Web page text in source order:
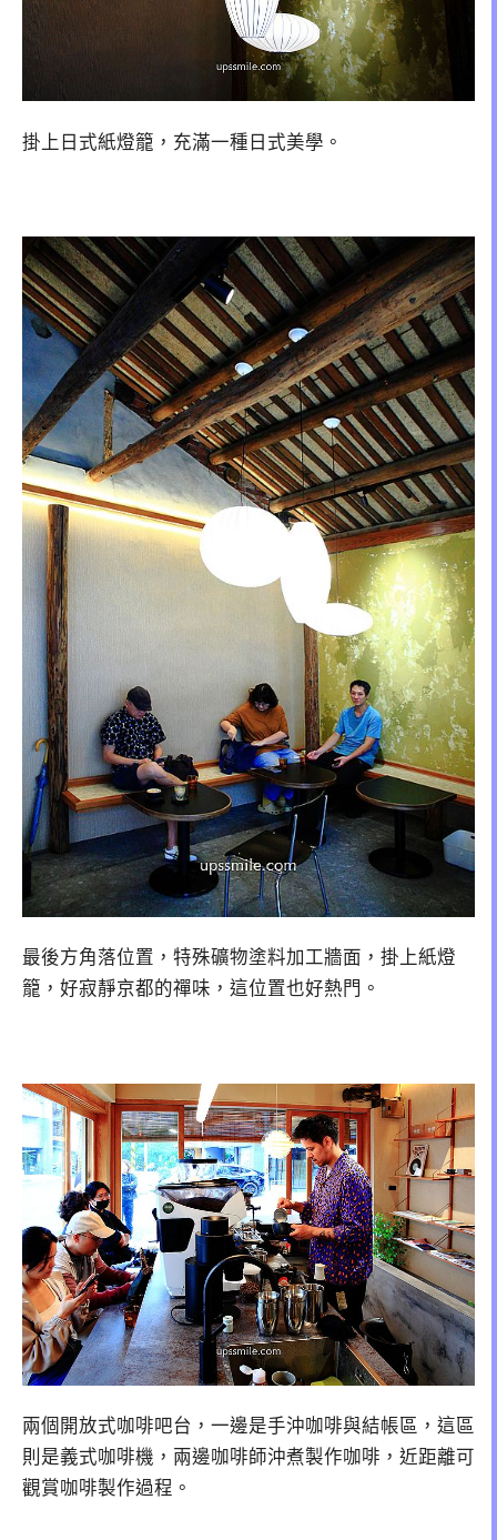
掛上日式紙燈籠，充滿一種日式美學。
最後方角落位置，特殊礦物塗料加工牆面，掛上紙燈
籠，好寂靜京都的禪味，這位置也好熱門。
兩個開放式咖啡吧台，一邊是手沖咖啡與結帳區，這區
則是義式咖啡機，兩邊咖啡師沖煮製作咖啡，近距離可
觀賞咖啡製作過程。